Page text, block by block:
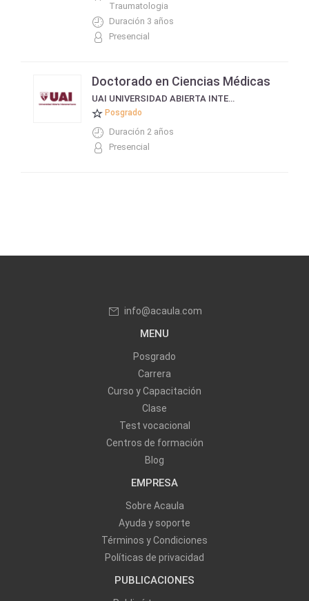
Traumatologia
Duración 3 años
Presencial
Doctorado en Ciencias Médicas
UAI UNIVERSIDAD ABIERTA INTERAMERICANA
Posgrado
Duración 2 años
Presencial
info@acaula.com
MENU
Posgrado
Carrera
Curso y Capacitación
Clase
Test vocacional
Centros de formación
Blog
EMPRESA
Sobre Acaula
Ayuda y soporte
Términos y Condiciones
Políticas de privacidad
PUBLICACIONES